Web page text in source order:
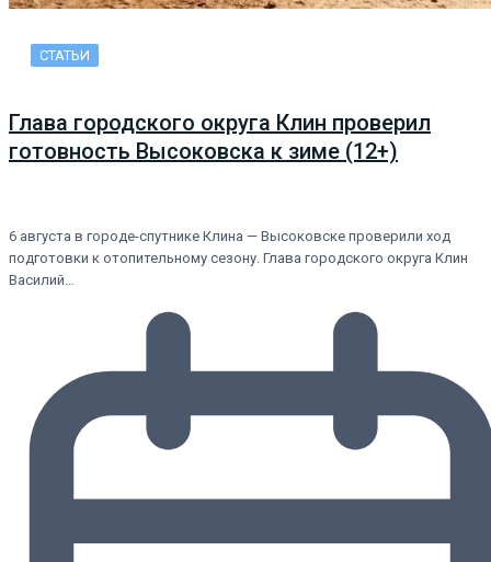
СТАТЬИ
Глава городского округа Клин проверил
готовность Высоковска к зиме (12+)
6 августа в городе-спутнике Клина — Высоковске проверили ход
подготовки к отопительному сезону. Глава городского округа Клин
Василий…